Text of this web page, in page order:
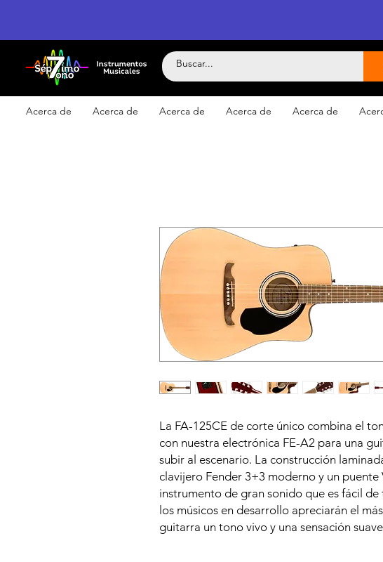
Acerca de Acerca de Acerca de Acerca de Acerca de
La FA-125CE de corte único combina el
con nuestra electrónica FE-A2 para una
subir al escenario. La construcción
clavijero Fender 3+3 moderno y un puente
instrumento de gran sonido que es fácil
los músicos en desarrollo apreciarán el
guitarra un tono vivo y una sensación